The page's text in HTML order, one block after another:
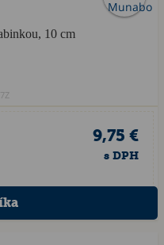
10 cm
9,75 €
s DPH